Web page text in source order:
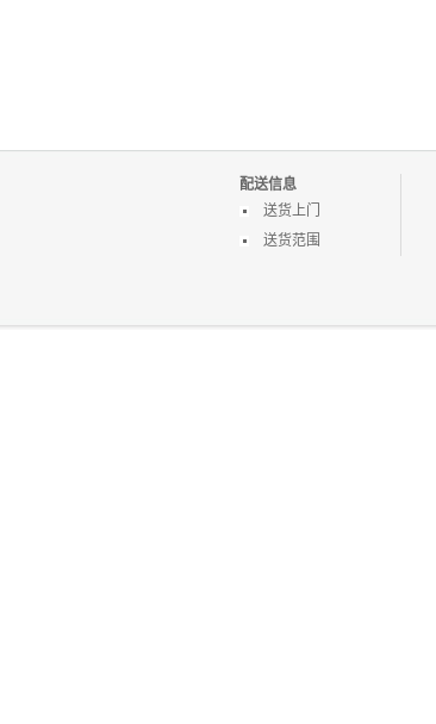
配送信息
送货上门
送货范围